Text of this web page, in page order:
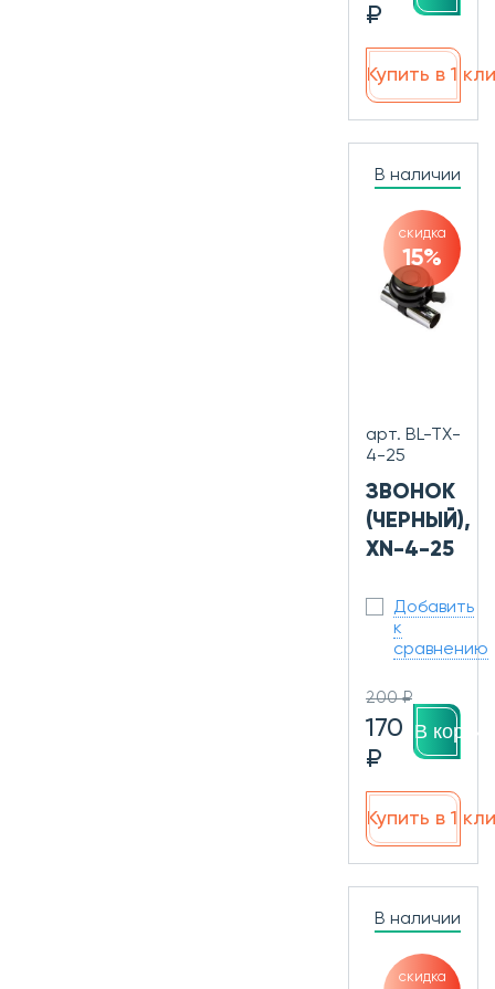
₽
Купить в 1
В наличии
скидка
15%
арт. BL-TX-
4-25
ЗВОНОК
(ЧЕРНЫЙ),
XN-4-25
Добавить
к
сравнению
200 ₽
170
₽
В
Купить в 1
В наличии
скидка